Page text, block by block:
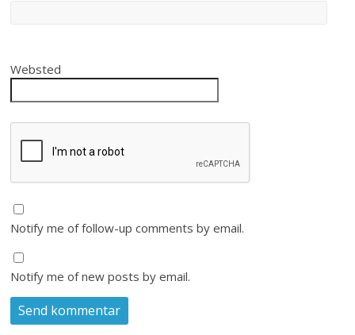
Websted
Notify me of follow-up comments by email.
Notify me of new posts by email.